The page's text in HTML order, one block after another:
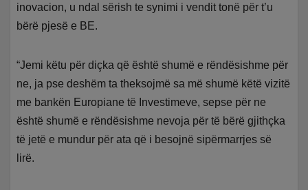
inovacion, u ndal sërish te synimi i vendit tonë për t’u
bërë pjesë e BE.
“Jemi këtu për diçka që është shumë e rëndësishme për
ne, ja pse deshëm ta theksojmë sa më shumë këtë vizitë
me bankën Europiane të Investimeve, sepse për ne
është shumë e rëndësishme nevoja për të bërë gjithçka
të jetë e mundur për ata që i besojnë sipërmarrjes së
lirë.